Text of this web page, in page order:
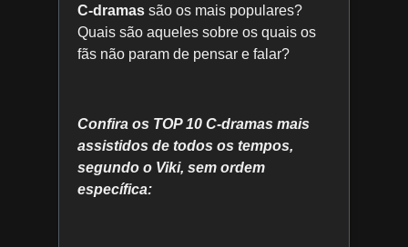
C-dramas são os mais populares?
Quais são aqueles sobre os quais os
fãs não param de pensar e falar?
Confira os TOP 10 C-dramas mais
assistidos de todos os tempos,
segundo o Viki, sem ordem
específica: